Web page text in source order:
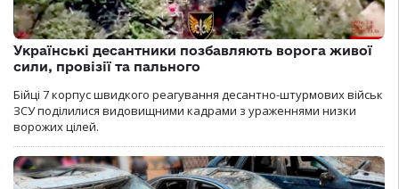
Українські десантники позбавляють ворога живої
сили, провізії та пального
Бійці 7 корпус швидкого реагування десантно-штурмових військ
ЗСУ поділилися видовищними кадрами з ураженнями низки
ворожих цілей.